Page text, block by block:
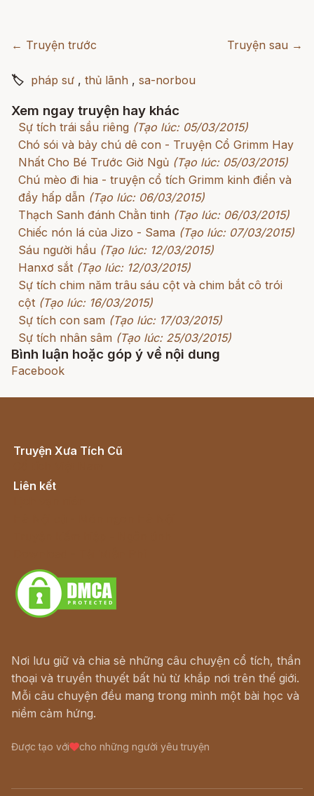
← Truyện trước Truyện sau →
🏷 pháp sư , thủ lãnh , sa-norbou
Xem ngay truyện hay khác
Sự tích trái sầu riêng (Tạo lúc: 05/03/2015)
Chó sói và bảy chú dê con - Truyện Cổ Grimm Hay
Nhất Cho Bé Trước Giờ Ngủ (Tạo lúc: 05/03/2015)
Chú mèo đi hia - truyện cổ tích Grimm kinh điển và
đầy hấp dẫn (Tạo lúc: 06/03/2015)
Thạch Sanh đánh Chằn tinh (Tạo lúc: 06/03/2015)
Chiếc nón lá của Jizo - Sama (Tạo lúc: 07/03/2015)
Sáu người hầu (Tạo lúc: 12/03/2015)
Hanxơ sắt (Tạo lúc: 12/03/2015)
Sự tích chim năm trâu sáu cột và chim bắt cô trói
cột (Tạo lúc: 16/03/2015)
Sự tích con sam (Tạo lúc: 17/03/2015)
Sự tích nhân sâm (Tạo lúc: 25/03/2015)
Bình luận hoặc góp ý về nội dung
Facebook
Truyện Xưa Tích Cũ
Liên kết
Nơi lưu giữ và chia sẻ những câu chuyện cổ tích, thần
thoại và truyền thuyết bất hủ từ khắp nơi trên thế giới.
Mỗi câu chuyện đều mang trong mình một bài học và
niềm cảm hứng.
Được tạo với cho những người yêu truyện